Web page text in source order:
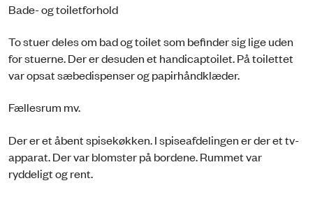
Bade- og toiletforhold
To stuer deles om bad og toilet som befinder sig lige uden
for stuerne. Der er desuden et handicaptoilet. På toilettet
var opsat sæbedispenser og papirhåndklæder.
Fællesrum mv.
Der er et åbent spisekøkken. I spiseafdelingen er der et tv-
apparat. Der var blomster på bordene. Rummet var
ryddeligt og rent.